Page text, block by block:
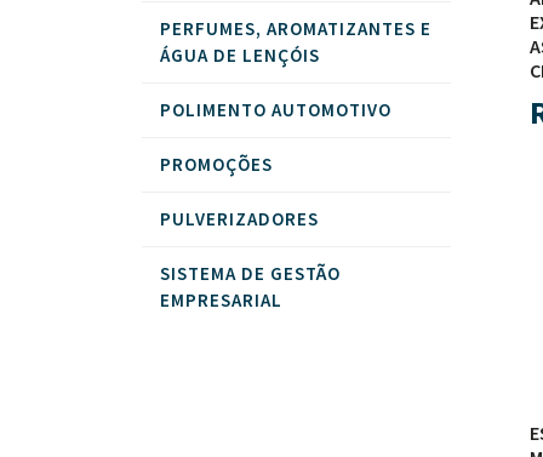
PERFUMES, AROMATIZANTES E
ÁGUA DE LENÇÓIS
POLIMENTO AUTOMOTIVO
PROMOÇÕES
PULVERIZADORES
SISTEMA DE GESTÃO
EMPRESARIAL